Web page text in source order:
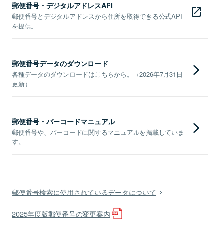
郵便番号・デジタルアドレスAPI
郵便番号とデジタルアドレスから住所を取得できる公式API
を提供。
郵便番号データのダウンロード
各種データのダウンロードはこちらから。（2026年7月31日
更新）
郵便番号・バーコードマニュアル
郵便番号や、バーコードに関するマニュアルを掲載していま
す。
郵便番号検索に使用されているデータについて
2025年度版郵便番号の変更案内